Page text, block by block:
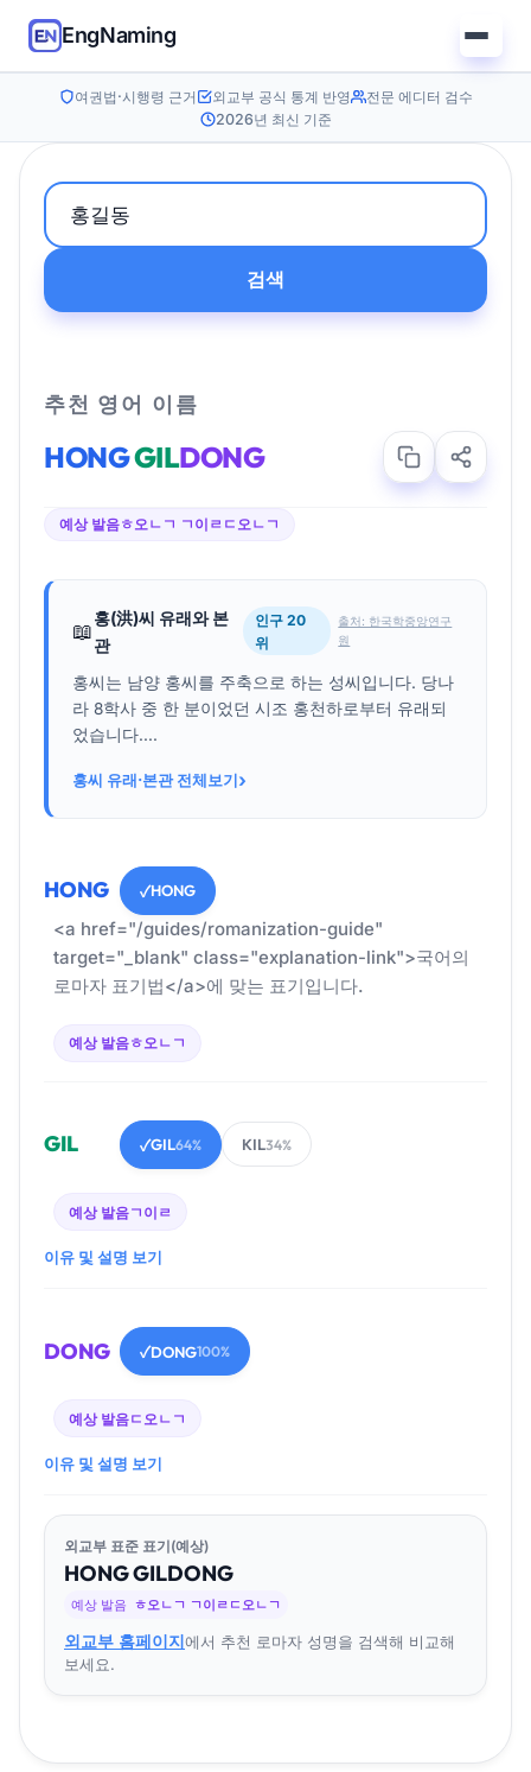
EngNaming
여권법·시행령 근거 외교부 공식 통계 반영
전문 에디터 검수
2026년 최신 기준
검색
추천 영어 이름
HONGGILDONG
예상 발음ㅎ오ㄴㄱ ㄱ이ㄹㄷ오ㄴㄱ
📖
홍(洪)씨 유래와 본
관
인구 20
위
출처: 한국학중앙연구
원
홍씨는 남양 홍씨를 주축으로 하는 성씨입니다. 당나
라 8학사 중 한 분이었던 시조 홍천하로부터 유래되
었습니다....
홍씨 유래·본관 전체보기›
HONG ✓HONG
<a href="/guides/romanization-guide"
target="_blank" class="explanation-link">국어의
로마자 표기법</a>에 맞는 표기입니다.
예상 발음ㅎ오ㄴㄱ
GIL ✓GIL64% KIL34%
예상 발음ㄱ이ㄹ
이유 및 설명 보기
DONG ✓DONG100%
예상 발음ㄷ오ㄴㄱ
이유 및 설명 보기
외교부 표준 표기(예상)
HONGGILDONG
예상 발음 ㅎ오ㄴㄱ ㄱ이ㄹㄷ오ㄴㄱ
외교부 홈페이지에서 추천 로마자 성명을 검색해 비교해
보세요.